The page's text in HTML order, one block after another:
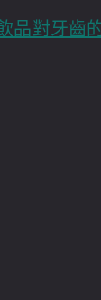
品對牙齒